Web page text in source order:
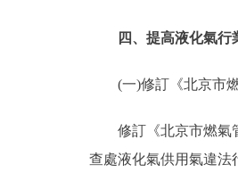
四、提高液化氣
(一)修訂《北京市燃
修訂《北京市燃氣管
查處液化氣供用氣違法